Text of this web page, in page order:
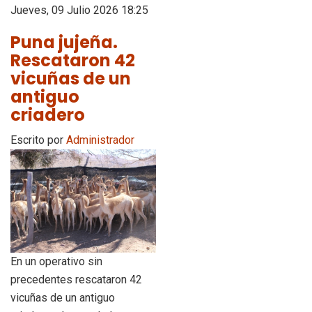
Jueves, 09 Julio 2026 18:25
Puna jujeña.
Rescataron 42
vicuñas de un
antiguo
criadero
Escrito por Administrador
En un operativo sin
precedentes rescataron 42
vicuñas de un antiguo